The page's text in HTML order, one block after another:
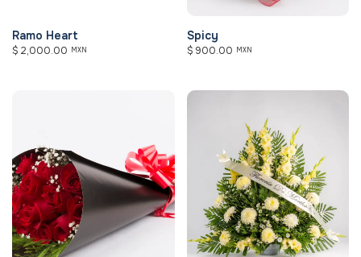
Ramo Heart
$ 2,000.00 MXN
Spicy
$ 900.00 MXN